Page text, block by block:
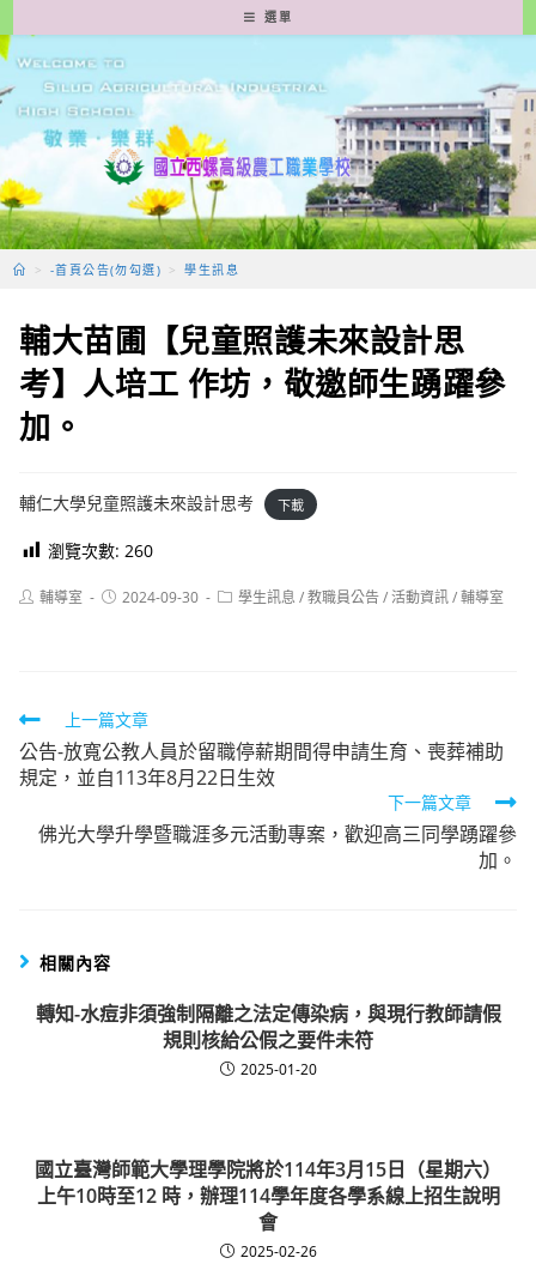
轉
至
要
容
選單
> -首頁公告(勿勾選) > 學生訊息
輔大苗圃【兒童照護未來設計思
考】人培工 作坊，敬邀師生踴躍參
加。
輔仁大學兒童照護未來設計思考 下載
瀏覽次數: 260
Post輔導室
Post2024-09-30
Post學生訊息 /教職員公告/活動資訊/輔導室
Read
more
articles
上一篇文章
公告-放寬公教人員於留職停薪期間得申請生育、喪葬補助
規定，並自113年8月22日生效
下一篇文章
佛光大學升學暨職涯多元活動專案，歡迎高三同學踴躍參
加。
相關內容
轉知-水痘非須強制隔離之法定傳染病，與現行教師請假
規則核給公假之要件未符
2025-01-20
國立臺灣師範大學理學院將於114年3月15日（星期六）
上午10時至12 時，辦理114學年度各學系線上招生說明
會
2025-02-26